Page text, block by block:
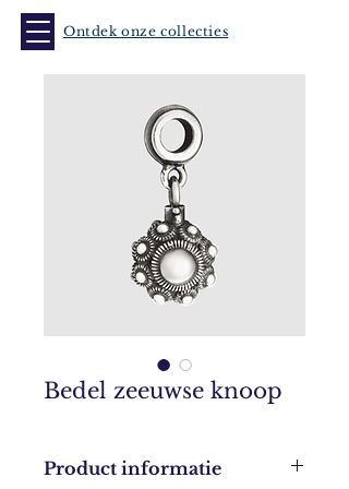
Ontdek onze collecties
Bedel zeeuwse knoop
Product informatie